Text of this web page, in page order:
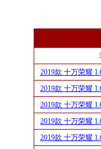
2019款 十万荣耀
2019款 十万荣耀
2019款 十万荣耀
2019款 十万荣耀
2019款 十万荣耀